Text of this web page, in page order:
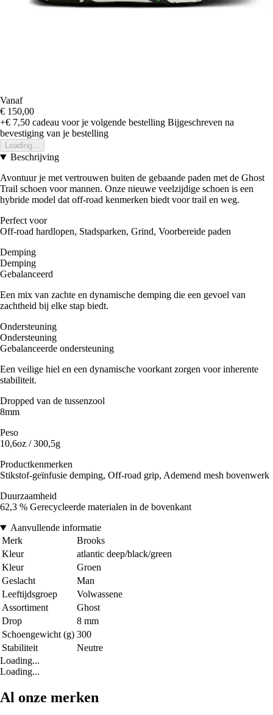
Vanaf
€ 150,00
+€ 7,50 cadeau voor je volgende bestelling Bijgeschreven na
bevestiging van je bestelling
Loading...
Beschrijving
Avontuur je met vertrouwen buiten de gebaande paden met de Ghost
Trail schoen voor mannen. Onze nieuwe veelzijdige schoen is een
hybride model dat off-road kenmerken biedt voor trail en weg.
Perfect voor
Off-road hardlopen, Stadsparken, Grind, Voorbereide paden
Demping
Demping
Gebalanceerd
Een mix van zachte en dynamische demping die een gevoel van
zachtheid bij elke stap biedt.
Ondersteuning
Ondersteuning
Gebalanceerde ondersteuning
Een veilige hiel en een dynamische voorkant zorgen voor inherente
stabiliteit.
Dropped van de tussenzool
8mm
Peso
10,6oz / 300,5g
Productkenmerken
Stikstof-geïnfusie demping, Off-road grip, Ademend mesh bovenwerk
Duurzaamheid
62,3 % Gerecycleerde materialen in de bovenkant
Aanvullende informatie
Merk
Brooks
Kleur
atlantic deep/black/green
Kleur
Groen
Geslacht
Man
Leeftijdsgroep
Volwassene
Assortiment
Ghost
Drop
8 mm
Schoengewicht (g) 300
Stabiliteit
Neutre
Loading...
Loading...
Al onze merken